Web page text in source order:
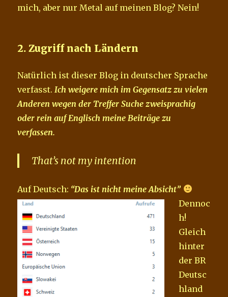
mich, aber nur Metal auf meinen Blog? Nein!
2. Zugriff nach Ländern
Natürlich ist dieser Blog in deutscher Sprache
verfasst. Ich weigere mich im Gegensatz zu vielen
Anderen wegen der Treffer Suche zweisprachig
oder rein auf Englisch meine Beiträge zu
verfassen.
That’s not my intention
Auf Deutsch: “Das ist nicht meine Absicht”
Dennoc
h!
Gleich
hinter
der BR
Deutsc
hland